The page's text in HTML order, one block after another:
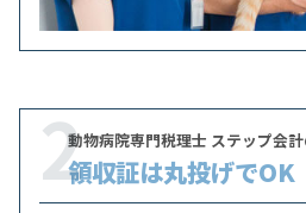
動物病院専門税理士 ステップ会
2領収証は丸投げでOK